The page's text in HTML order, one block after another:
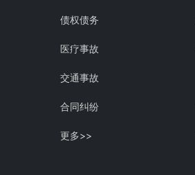
债权债务
医疗事故
交通事故
合同纠纷
更多>>